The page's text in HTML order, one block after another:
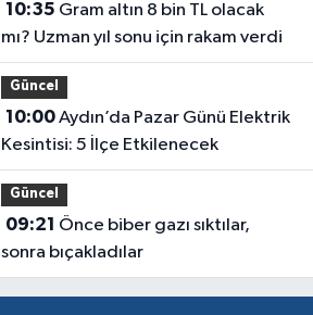
10:35
mı? Uzman yıl sonu için rakam verdi
Güncel
10:00Aydın’da Pazar Günü Elektrik
Kesintisi: 5 İlçe Etkilenecek
Güncel
09:21
sonra bıçakladılar